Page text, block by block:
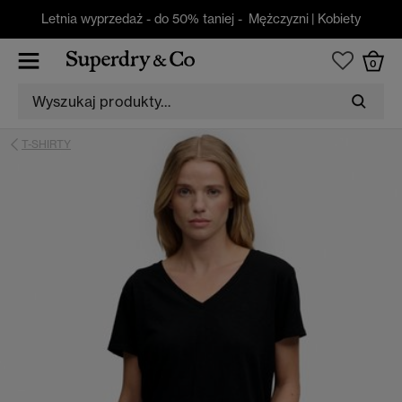
Letnia wyprzedaż - do 50% taniej - Mężczyzni | Kobiety
0
T-SHIRTY